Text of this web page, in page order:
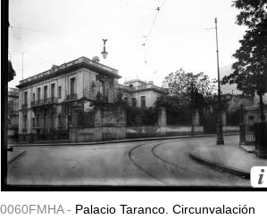
0060FMHA - Palacio Taranco. Circunvalación